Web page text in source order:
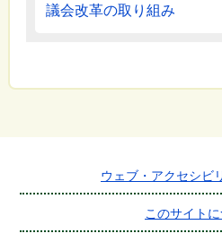
議会改革の取り組み
ウェブ・アクセシビ
このサイト